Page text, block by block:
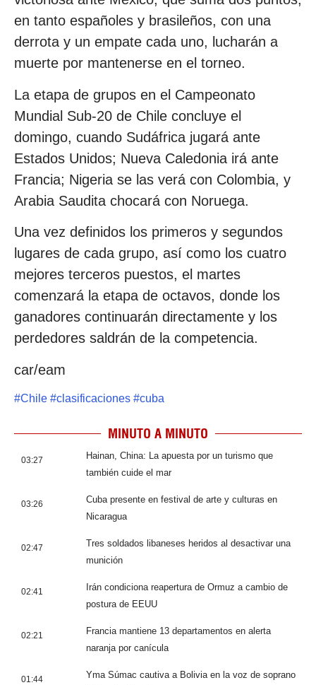
en tanto españoles y brasileños, con una
derrota y un empate cada uno, lucharán a
muerte por mantenerse en el torneo.
La etapa de grupos en el Campeonato
Mundial Sub-20 de Chile concluye el
domingo, cuando Sudáfrica jugará ante
Estados Unidos; Nueva Caledonia irá ante
Francia; Nigeria se las verá con Colombia, y
Arabia Saudita chocará con Noruega.
Una vez definidos los primeros y segundos
lugares de cada grupo, así como los cuatro
mejores terceros puestos, el martes
comenzará la etapa de octavos, donde los
ganadores continuarán directamente y los
perdedores saldrán de la competencia.
car/eam
#Chile #clasificaciones #cuba
MINUTO A MINUTO
03:27
Hainan, China: La apuesta por un turismo que
también cuide el mar
03:26
Cuba presente en festival de arte y culturas en
Nicaragua
02:47
Tres soldados libaneses heridos al desactivar una
munición
02:41
Irán condiciona reapertura de Ormuz a cambio de
postura de EEUU
02:21
Francia mantiene 13 departamentos en alerta
naranja por canícula
01:44
Yma Súmac cautiva a Bolivia en la voz de soprano